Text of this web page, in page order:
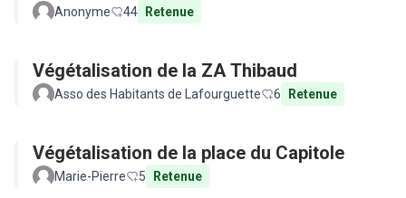
Anonyme 44 Retenue
Végétalisation de la ZA Thibaud
Asso des Habitants de Lafourguette 6 Retenue
Végétalisation de la place du Capitole
Marie-Pierre 5 Retenue